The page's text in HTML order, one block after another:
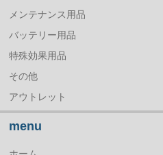
メンテナンス用品
バッテリー用品
特殊効果用品
その他
アウトレット
menu